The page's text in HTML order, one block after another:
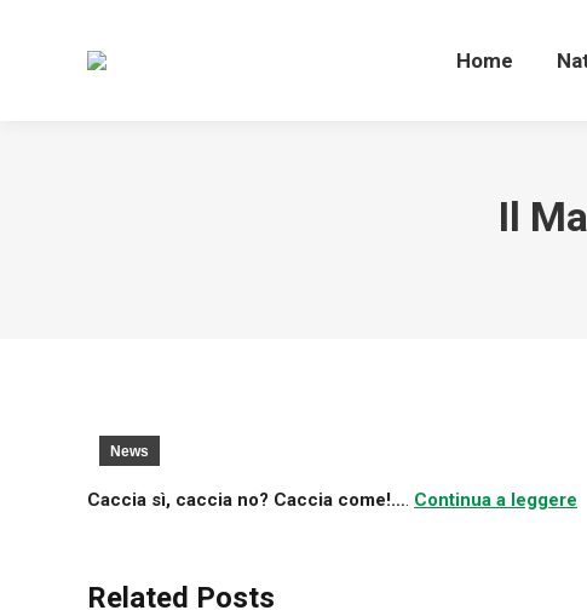
Home
Il
News
Caccia sì, caccia no? Caccia come!…. Continua a leggere
Related Posts